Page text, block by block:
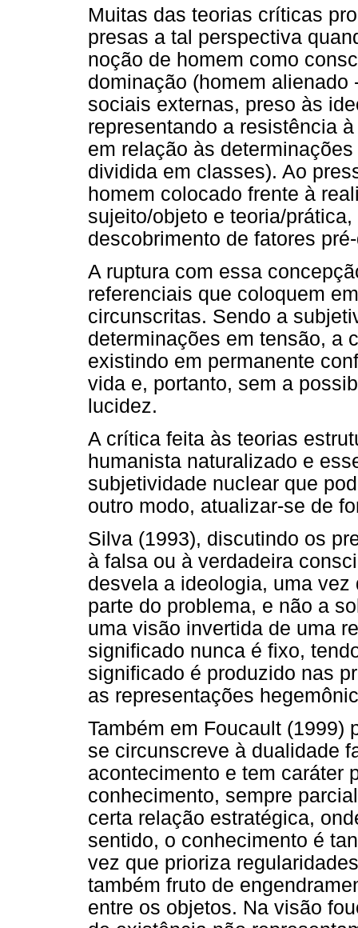
Muitas das teorias críticas
presas a tal perspectiva
noção de homem como
dominação (homem
sociais externas, preso às
representando a resistência
em relação às
dividida em classes). Ao
homem colocado frente à
sujeito/objeto e teoria/
descobrimento de fatores
A ruptura com essa
referenciais que coloquem
circunscritas. Sendo a
determinações em tensão, a
existindo em permanente
vida e, portanto, sem a
lucidez.
A crítica feita às teorias
humanista naturalizado e
subjetividade nuclear que
outro modo, atualizar-se de
Silva (1993), discutindo os
à falsa ou à verdadeira
desvela a ideologia, uma
parte do problema, e não a
uma visão invertida de uma
significado nunca é fixo,
significado é produzido nas
as representações
Também em Foucault (1999)
se circunscreve à dualidade
acontecimento e tem caráter
conhecimento, sempre
certa relação estratégica,
sentido, o conhecimento é
vez que prioriza
também fruto de
entre os objetos. Na visão